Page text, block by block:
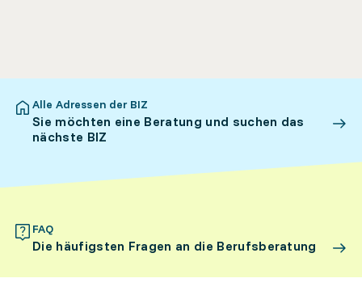
Alle Adressen der BIZ
Sie möchten eine Beratung und suchen das
nächste BIZ
FAQ
Die häufigsten Fragen an die Berufsberatung